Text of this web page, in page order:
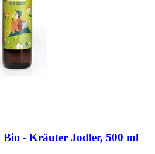
Bio -​ Kräuter Jodler, 500 ml